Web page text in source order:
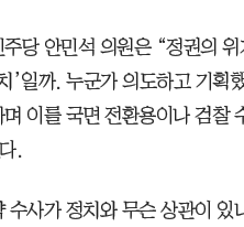
당 안민석 의원은 “정권의
’일까. 누군가 의도하고 기
이를 국면 전환용이나 검찰
.
수사가 정치와 무슨 상관이